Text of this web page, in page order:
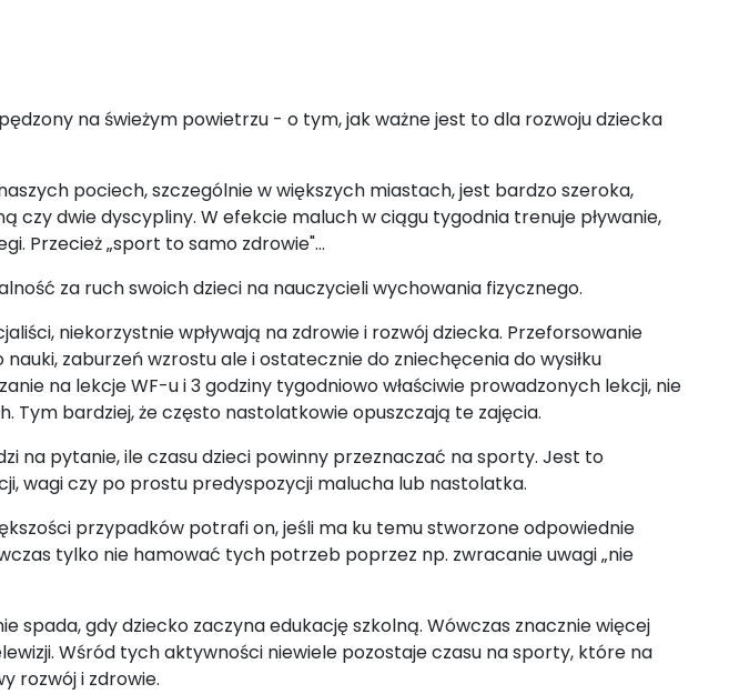
na świeżym powietrzu - o tym, jak ważne jest to dla rozwoju dziecka
pociech, szczególnie w większych miastach, jest bardzo szeroka,
czy dwie dyscypliny. W efekcie maluch w ciągu tygodnia trenuje pływanie,
Przecież „sport to samo zdrowie"...
za ruch swoich dzieci na nauczycieli wychowania fizycznego.
niekorzystnie wpływają na zdrowie i rozwój dziecka. Przeforsowanie
zaburzeń wzrostu ale i ostatecznie do zniechęcenia do wysiłku
na lekcje WF-u i 3 godziny tygodniowo właściwie prowadzonych lekcji, nie
Tym bardziej, że często nastolatkowie opuszczają te zajęcia.
na pytanie, ile czasu dzieci powinny przeznaczać na sporty. Jest to
wagi czy po prostu predyspozycji malucha lub nastolatka.
przypadków potrafi on, jeśli ma ku temu stworzone odpowiednie
tylko nie hamować tych potrzeb poprzez np. zwracanie uwagi „nie
gdy dziecko zaczyna edukację szkolną. Wówczas znacznie więcej
Wśród tych aktywności niewiele pozostaje czasu na sporty, które na
rozwój i zdrowie.